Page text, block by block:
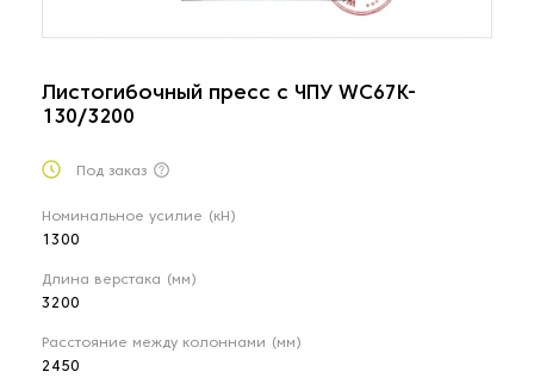
Листогибочный пресс с ЧПУ WC67K-
130/3200
Под заказ
Номинальное усилие (кН)
1300
Длина верстака (мм)
3200
Расстояние между колоннами (мм)
2450